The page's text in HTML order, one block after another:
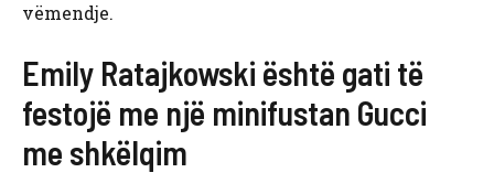
vëmendje.
Emily Ratajkowski është gati të
festojë me një minifustan Gucci
me shkëlqim